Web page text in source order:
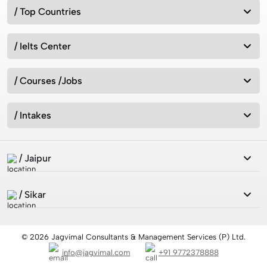
Best MSc Data Science Colleges in the UK in 2026?
/ Top Countries
/ Ielts Center
/ Courses /Jobs
/ Intakes
/ Jaipur
/ Sikar
© 2026 Jagvimal Consultants & Management Services (P) Ltd.
info@jagvimal.com
+91 9772378888